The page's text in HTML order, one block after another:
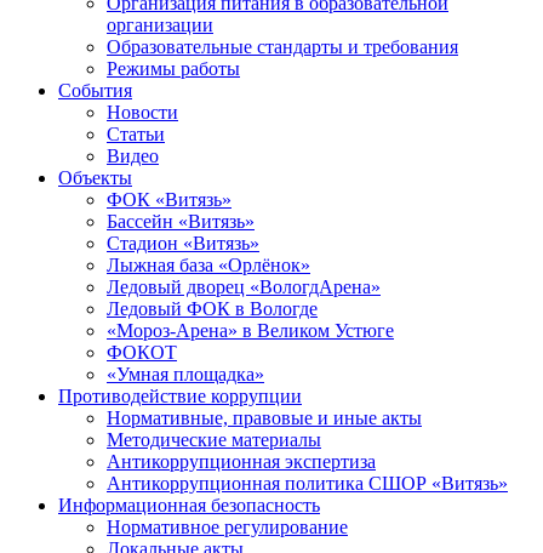
организации
Образовательные стандарты и требования
Режимы работы
События
Новости
Статьи
Видео
Объекты
ФОК «Витязь»
Бассейн «Витязь»
Стадион «Витязь»
Лыжная база «Орлёнок»
Ледовый дворец «ВологдАрена»
Ледовый ФОК в Вологде
«Мороз-Арена» в Великом Устюге
ФОКОТ
«Умная площадка»
Противодействие коррупции
Нормативные, правовые и иные акты
Методические материалы
Антикоррупционная экспертиза
Антикоррупционная политика СШОР «Витязь»
Информационная безопасность
Нормативное регулирование